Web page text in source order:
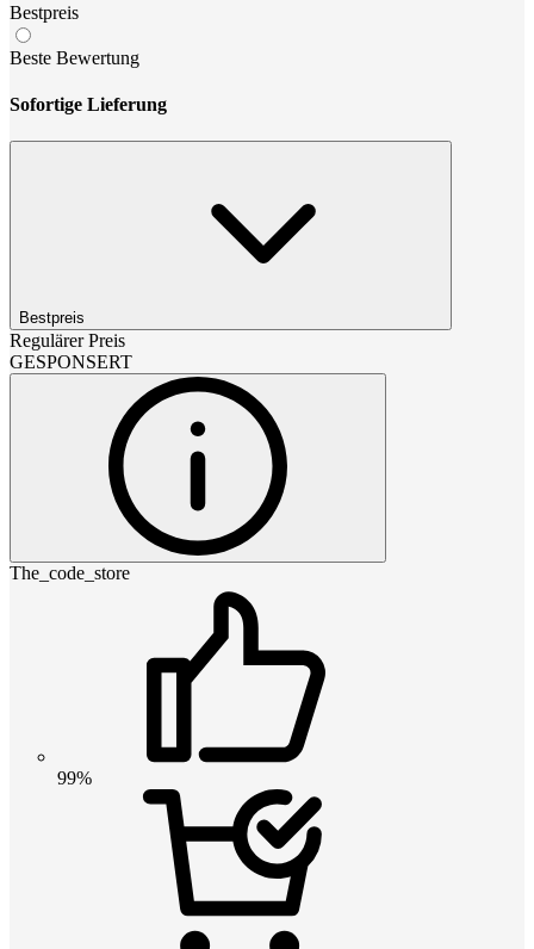
Bestpreis
Beste Bewertung
Sofortige Lieferung
Bestpreis
Regulärer Preis
GESPONSERT
The_code_store
99%